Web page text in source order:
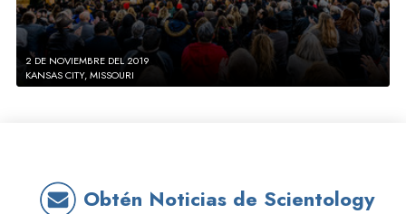
2 DE NOVIEMBRE DEL 2019
KANSAS CITY, MISSOURI
Obtén Noticias de Scientology